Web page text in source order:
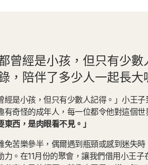
曾經是小孩，但只有少
，陪伴了多少人一起長大
經是小孩，但只有少數人記得。」小王
有奇怪的成年人，每一位都令他對這個
東西，是肉眼看不見。」
免苦樂參半，偶爾遇到瓶頸或感到迷失
力。在11月份的聚會，讓我們借用小王子